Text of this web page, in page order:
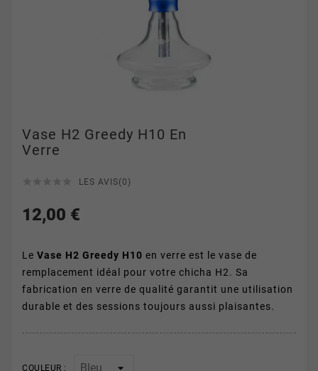
Vase H2 Greedy H10 En
Verre
LES AVIS(0)
12,00 €
Le Vase H2 Greedy H10 en verre est le vase de
remplacement idéal pour votre chicha H2. Sa
fabrication en verre de qualité garantit une utilisation
durable et des sessions toujours aussi plaisantes.
COULEUR :